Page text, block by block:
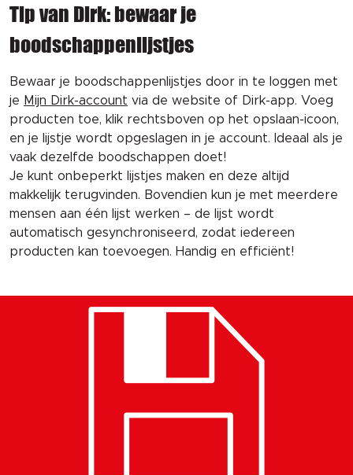
Tip van Dirk: bewaar je
boodschappenlijstjes
Bewaar je boodschappenlijstjes door in te loggen met
je Mijn Dirk-account via de website of Dirk-app. Voeg
producten toe, klik rechtsboven op het opslaan-icoon,
en je lijstje wordt opgeslagen in je account. Ideaal als je
vaak dezelfde boodschappen doet!
Je kunt onbeperkt lijstjes maken en deze altijd
makkelijk terugvinden. Bovendien kun je met meerdere
mensen aan één lijst werken – de lijst wordt
automatisch gesynchroniseerd, zodat iedereen
producten kan toevoegen. Handig en efficiënt!